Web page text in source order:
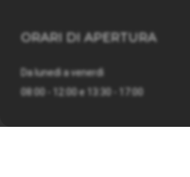
ORARI DI APERTURA
Da lunedì a venerdì
08:00 - 12:00 e 13:30 - 17:00